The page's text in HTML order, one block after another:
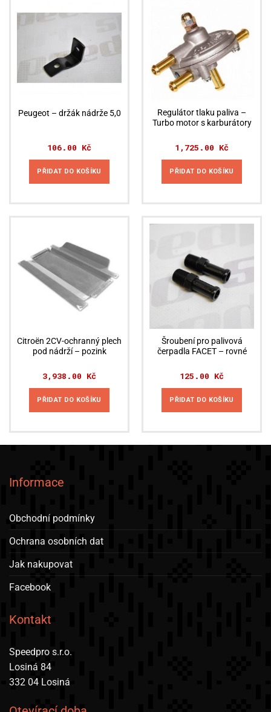
Peugeot – držák nádrže 5,0
106.00 Kč
PŘIDAT DO KOŠÍKU
Regulátor tlaku paliva –
Turbo motor s karburátory
1,725.00 Kč
PŘIDAT DO KOŠÍKU
Citroën 2CV-ochranný plech
pod nádrží – pozink
3,938.00 Kč
PŘIDAT DO KOŠÍKU
Šroubení pro palivová
čerpadla FACET – rovné
125.00 Kč
PŘIDAT DO KOŠÍKU
Informace
Obchodní podmínky
Ochrana osobních dat
Jak nakupovat
Facebook
Kontakt
Speedpro s.r.o.
Losiná 84
332 04 Losiná